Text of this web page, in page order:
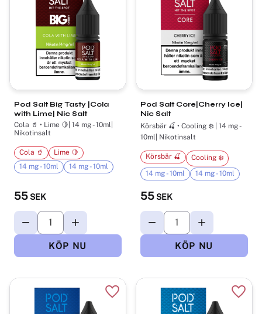
Pod Salt Big Tasty |Cola
with Lime| Nic Salt
Cola 🥤 • Lime 🍋| 14 mg - 10ml|
Nikotinsalt
55 SEK
Cola 🥤
Lime 🍋
14 mg - 10ml
14 mg - 10ml
Pod Salt Core|Cherry Ice|
Nic Salt
Körsbär 🍒 • Cooling ❄️ | 14 mg -
10ml| Nikotinsalt
55 SEK
Körsbär 🍒
Cooling ❄️
14 mg - 10ml
14 mg - 10ml
Lägg till i favoriter